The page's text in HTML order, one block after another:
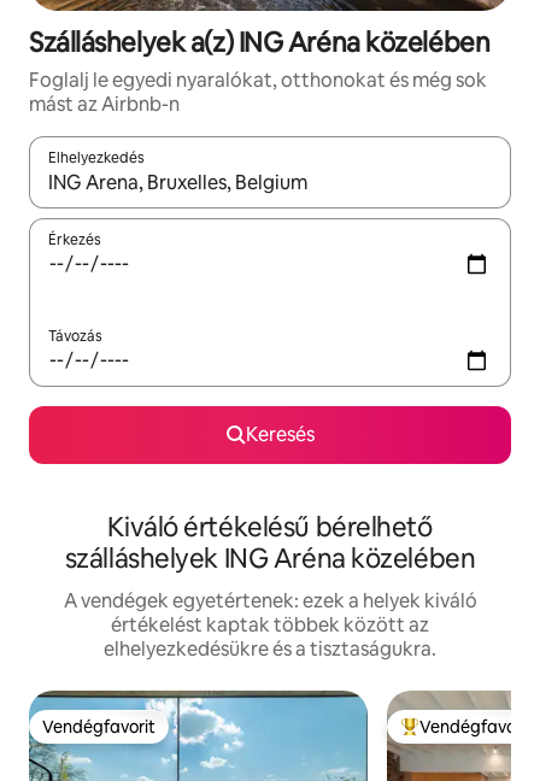
Szálláshelyek a(z) ING Aréna közelében
Foglalj le egyedi nyaralókat, otthonokat és még sok
mást az Airbnb-n
Elhelyezkedés
Az eredmények között a felfelé és a lefelé nyíllal
Érkezés
Távozás
Keresés
Kiváló értékelésű bérelhető
szálláshelyek ING Aréna közelében
A vendégek egyetértenek: ezek a helyek kiváló
értékelést kaptak többek között az
elhelyezkedésükre és a tisztaságukra.
Vendégfavorit
Vendégfavorit Kiemelt
Vendégfavorit